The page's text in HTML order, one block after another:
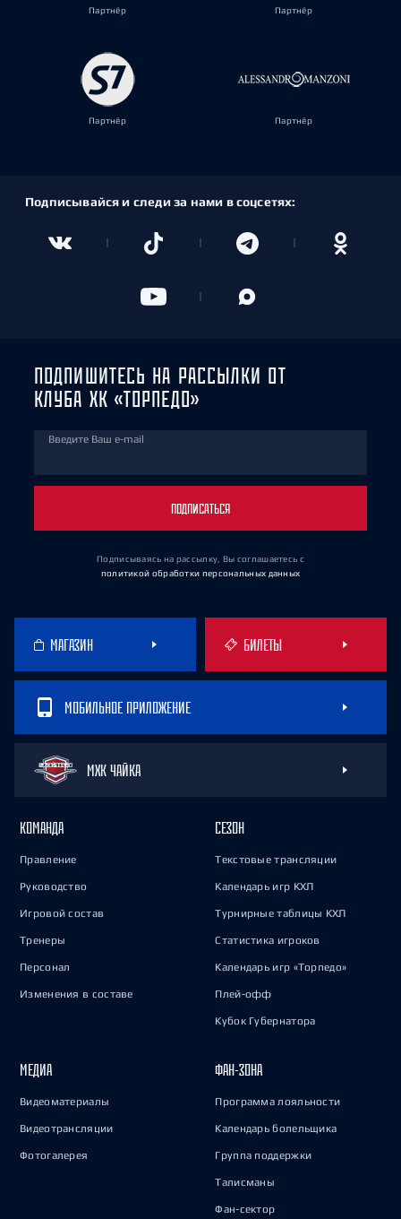
Партнёр Партнёр
Партнёр Партнёр
Подписывайся и следи за нами в соцсетях:
ПОДПИШИТЕСЬ НА РАССЫЛКИ ОТ
КЛУБА ХК «ТОРПЕДО»
Введите Ваш e-mail
ПОДПИСАТЬСЯ
Подписываясь на рассылку, Вы соглашаетесь с
политикой обработки персональных данных
МАГАЗИН БИЛЕТЫ
МОБИЛЬНОЕ ПРИЛОЖЕНИЕ
МХК ЧАЙКА
КОМАНДА
Правление
Руководство
Игровой состав
Тренеры
Персонал
Изменения в составе
СЕЗОН
Текстовые трансляции
Календарь игр КХЛ
Турнирные таблицы КХЛ
Статистика игроков
Календарь игр «Торпедо»
Плей-офф
Кубок Губернатора
МЕДИА
Видеоматериалы
Видеотрансляции
Фотогалерея
ФАН-ЗОНА
Программа лояльности
Календарь болельщика
Группа поддержки
Талисманы
Фан-сектор